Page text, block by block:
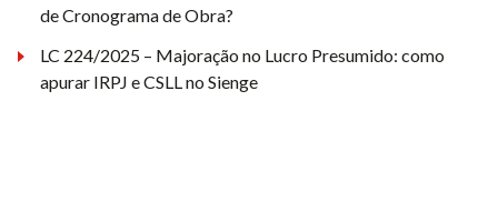
de Cronograma de Obra?
LC 224/2025 – Majoração no Lucro Presumido: como
apurar IRPJ e CSLL no Sienge